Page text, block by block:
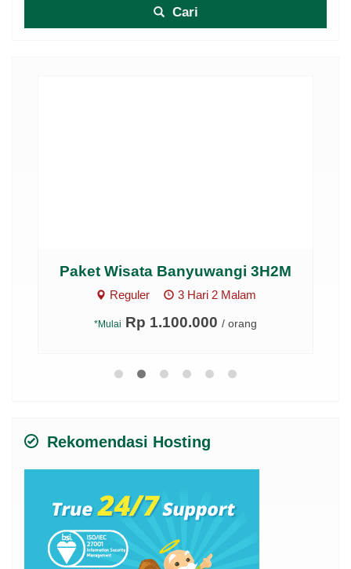
Cari
Paket Wisata Banyuwangi 3H2M
Reguler 3 Hari 2 Malam
*Mulai Rp 1.100.000 / orang
Rekomendasi Hosting